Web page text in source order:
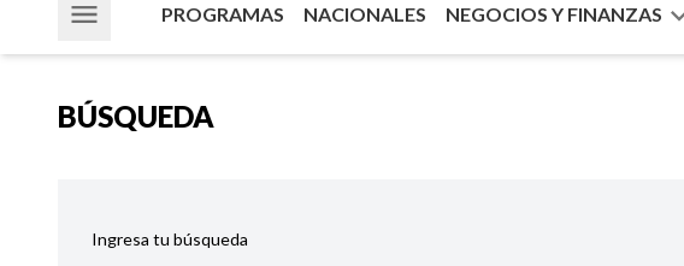
PROGRAMAS NACIONALES NEGOCIOS Y FINANZAS
BÚSQUEDA
Ingresa tu búsqueda